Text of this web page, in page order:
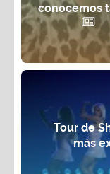
conocemos
Tour de
más